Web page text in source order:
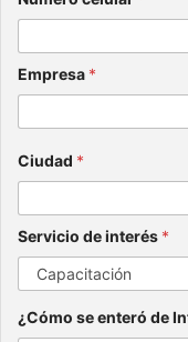
Empresa *
Ciudad *
Servicio de interés *
¿Cómo se enteró de